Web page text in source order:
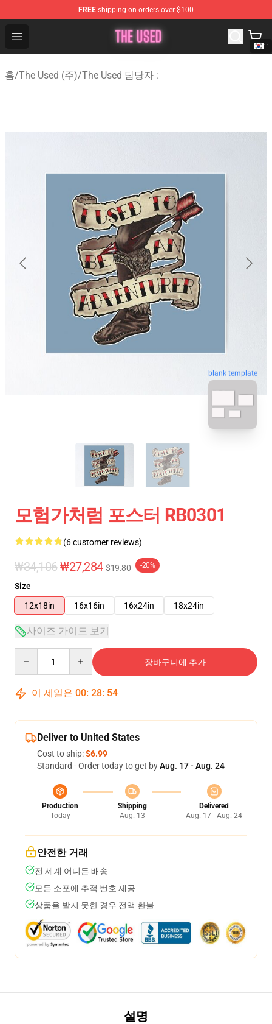
FREE shipping on orders over $100
Open menu
The Used Store - Official The Used Merchandise Shop
홈/The Used (주)/The Used 담당자 :
blank template
모험가처럼 포스터 RB0301
(6 customer reviews)
₩34,106₩27,284 $19.80 -20%
Size
12x18in
16x16in 16x24in 18x24in
사이즈 가이드 보기
장바구니에 추가
이 세일은 00: 28: 54
Deliver to United States
Cost to ship:$6.99
Standard - Order today to get byAug. 17 - Aug. 24
Production
Today
Shipping
Aug. 13
Delivered
Aug. 17 - Aug. 24
안전한 거래
전 세계 어디든 배송
모든 소포에 추적 번호 제공
상품을 받지 못한 경우 전액 환불
설명